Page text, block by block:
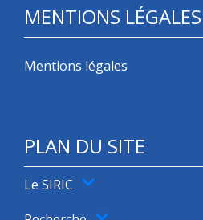
MENTIONS LÉGALES
Mentions légales
PLAN DU SITE
Le SIRIC